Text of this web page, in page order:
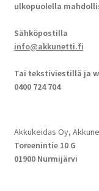
ulkopuolella
Sähköpostilla
info@akkunetti.fi
Tai tekstiviestillä ja
0400 724 704
Akkukeidas Oy,
Toreenintie 10 G
01900 Nurmijärvi